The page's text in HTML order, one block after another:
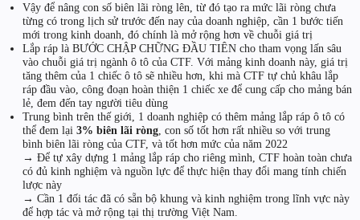
Vậy để nâng con số biên lãi ròng lên, từ đó tạo ra mức lãi ròng chưa
từng có trong lịch sử trước đến nay của doanh nghiệp, cần 1 bước tiến
mới trong kinh doanh, đó chính là mở rộng hơn về chuỗi giá trị
Lắp ráp là BƯỚC CHẬP CHỮNG ĐẦU TIÊN cho tham vọng lấn sâu
vào chuỗi giá trị ngành ô tô của CTF. Với mảng kinh doanh này, giá trị
tăng thêm của 1 chiếc ô tô sẽ nhiều hơn, khi mà CTF tự chủ khâu lắp
ráp đầu vào, công đoạn hoàn thiện 1 chiếc xe để cung cấp cho mảng bán
lẻ, đem đến tay người tiêu dùng
Trung bình trên thế giới, 1 doanh nghiệp có thêm mảng lắp ráp ô tô có
thể đem lại 3% biên lãi ròng, con số tốt hơn rất nhiều so với trung
bình biên lãi ròng của CTF, và tốt hơn mức của năm 2022
→ Để tự xây dựng 1 mảng lắp ráp cho riêng mình, CTF hoàn toàn chưa
có đủ kinh nghiệm và nguồn lực để thực hiện thay đổi mang tính chiến
lược này
→ Cần 1 đối tác đã có sẵn bộ khung và kinh nghiệm trong lĩnh vực này
để hợp tác và mở rộng tại thị trường Việt Nam.